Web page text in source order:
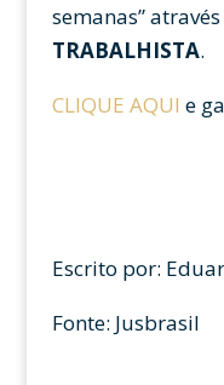
semanas”
TRABALHISTA.
CLIQUE AQUI e
Escrito por:
Fonte: Jusbrasil